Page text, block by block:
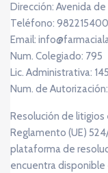
Dirección: Avenida
Teléfono: 982215400
Email:
Num. Colegiado: 795
Lic. Administrativa:
Num. de
Resolución de litigios
Reglamento (UE)
plataforma de
encuentra disponible